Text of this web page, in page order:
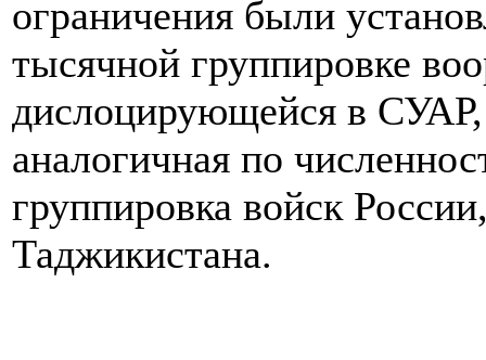
ограничения были
тысячной группировке
дислоцирующейся в СУАР,
аналогичная по
группировка войск
Таджикистана.